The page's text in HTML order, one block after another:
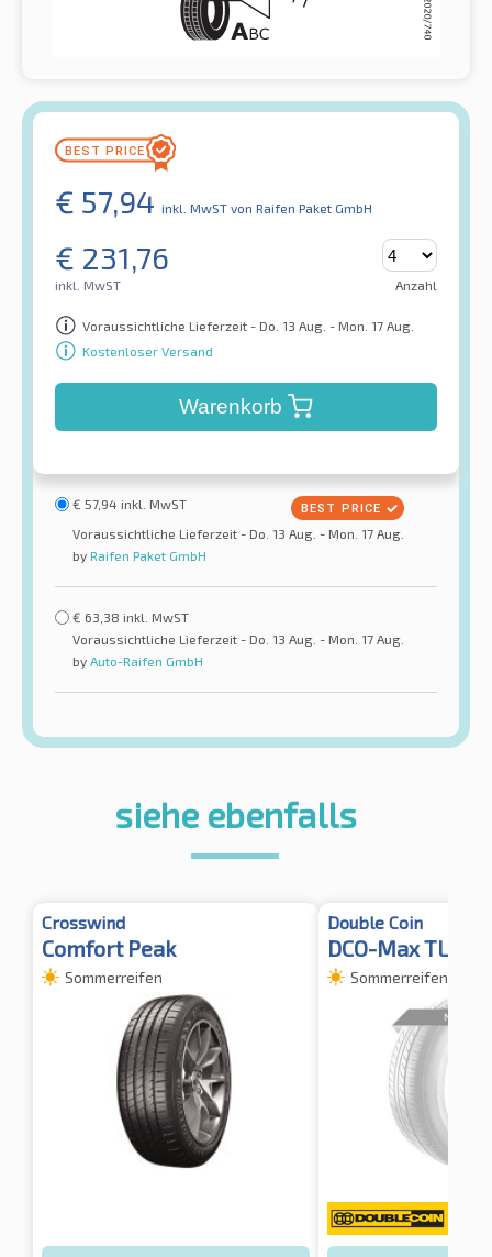
€ 57,94 inkl. MwST von Raifen Paket GmbH
€ 231,76
inkl. MwST Anzahl
Voraussichtliche Lieferzeit - Do. 13 Aug. - Mon. 17 Aug.
Kostenloser Versand
Warenkorb
€ 57,94 inkl. MwST
Voraussichtliche Lieferzeit - Do. 13 Aug. - Mon. 17 Aug.
by Raifen Paket GmbH
€ 63,38 inkl. MwST
Voraussichtliche Lieferzeit - Do. 13 Aug. - Mon. 17 Aug.
by Auto-Raifen GmbH
siehe ebenfalls
Crosswind
Comfort Peak
Sommerreifen
Double Coin
DCO-Max TL
Sommerreifen